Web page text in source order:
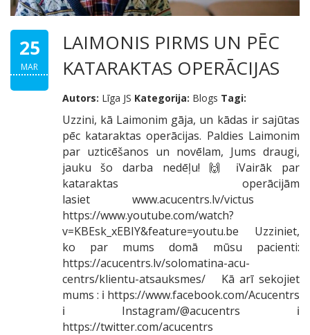
25
MAR
LAIMONIS PIRMS UN PĒC
KATARAKTAS OPERĀCIJAS
Autors: Līga JS Kategorija: Blogs Tagi:
Uzzini, kā Laimonim gāja, un kādas ir sajūtas
pēc kataraktas operācijas. Paldies Laimonim
par uzticēšanos un novēlam, Jums draugi,
jauku šo darba nedēļu! 🙌 ℹVairāk par
kataraktas operācijām
lasiet www.acucentrs.lv/victus
https://www.youtube.com/watch?
v=KBEsk_xEBIY&feature=youtu.be Uzziniet,
ko par mums domā mūsu pacienti:
https://acucentrs.lv/solomatina-acu-
centrs/klientu-atsauksmes/ Kā arī sekojiet
mums : ℹ https://www.facebook.com/Acucentrs
ℹ Instagram/@acucentrs ℹ
https://twitter.com/acucentrs